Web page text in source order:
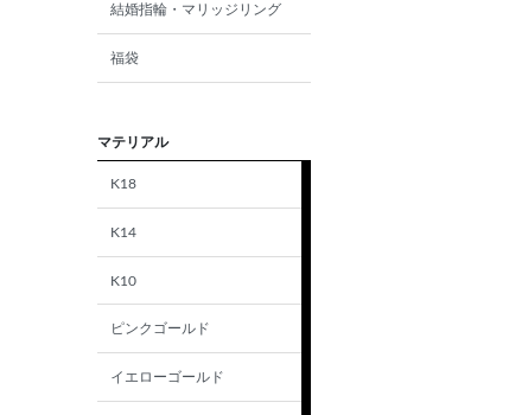
結婚指輪・マリッジリング
福袋
マテリアル
K18
K14
K10
ピンクゴールド
イエローゴールド